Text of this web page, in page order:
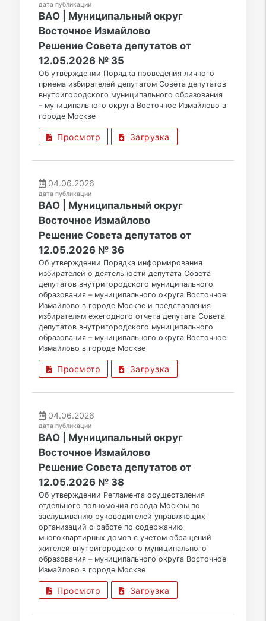
дата публикации
ВАО | Муниципальный округ
Восточное Измайлово
Решение Совета депутатов от
12.05.2026 № 35
Об утверждении Порядка проведения личного
приема избирателей депутатом Совета депутатов
внутригородского муниципального образования
– муниципального округа Восточное Измайлово в
городе Москве
Просмотр Загрузка
04.06.2026
дата публикации
ВАО | Муниципальный округ
Восточное Измайлово
Решение Совета депутатов от
12.05.2026 № 36
Об утверждении Порядка информирования
избирателей о деятельности депутата Совета
депутатов внутригородского муниципального
образования – муниципального округа Восточное
Измайлово в городе Москве и представления
избирателям ежегодного отчета депутата Совета
депутатов внутригородского муниципального
образования – муниципального округа Восточное
Измайлово в городе Москве
Просмотр Загрузка
04.06.2026
дата публикации
ВАО | Муниципальный округ
Восточное Измайлово
Решение Совета депутатов от
12.05.2026 № 38
Об утверждении Регламента осуществления
отдельного полномочия города Москвы по
заслушиванию руководителей управляющих
организаций о работе по содержанию
многоквартирных домов с учетом обращений
жителей внутригородского муниципального
образования – муниципального округа Восточное
Измайлово в городе Москве
Просмотр Загрузка